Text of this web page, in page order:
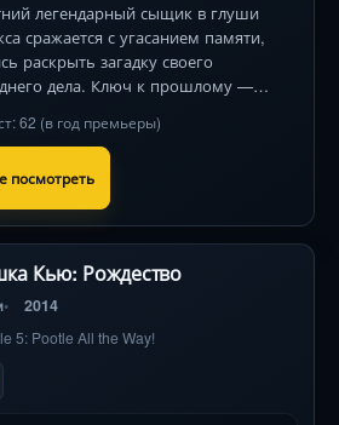
легендарный сыщик в глуши
сражается с угасанием памяти,
раскрыть загадку своего
дела. Ключ к прошлому —
навсегда изменившая жизнь.
62 (в год премьеры)
посмотреть
Кью: Рождество
2014
5: Pootle All the Way!